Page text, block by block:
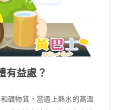
有益處？
礦物質，當遇上熱水的高溫